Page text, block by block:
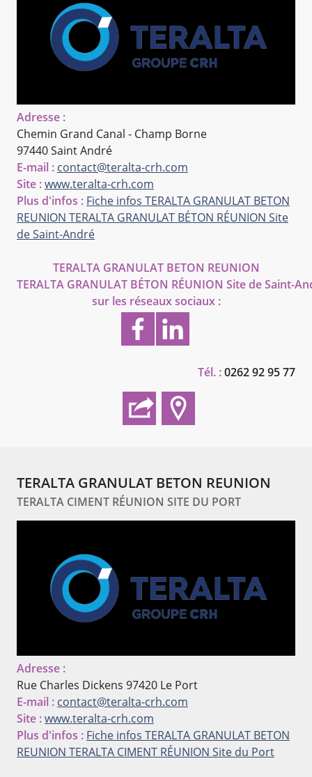
Adresse :
Chemin Grand Canal - Champ Borne
97440 Saint André
E-mail : contact@teralta-crh.com
Site :www.teralta-crh.com
Plus d'infos : Fiche infos TERALTA GRANULAT BETON
REUNION TERALTA GRANULAT BÉTON RÉUNION Site
de Saint-André
TERALTA GRANULAT BETON REUNION
TERALTA GRANULAT BÉTON RÉUNION Site de Saint-
sur les réseaux sociaux :
Tél. :0262 92 95 77
TERALTA GRANULAT BETON REUNION
TERALTA CIMENT RÉUNION SITE DU PORT
Adresse :
Rue Charles Dickens 97420 Le Port
E-mail : contact@teralta-crh.com
Site :www.teralta-crh.com
Plus d'infos : Fiche infos TERALTA GRANULAT BETON
REUNION TERALTA CIMENT RÉUNION Site du Port